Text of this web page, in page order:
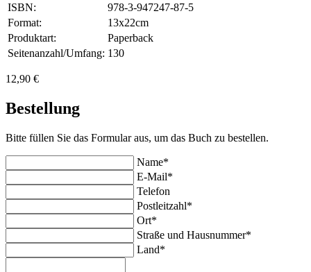
ISBN:
978-3-947247-87-5
Format:
13x22cm
Produktart:
Paperback
Seitenanzahl/Umfang: 130
12,90 €
Bestellung
Bitte füllen Sie das Formular aus, um das Buch zu bestellen.
Name*
E-Mail*
Telefon
Postleitzahl*
Ort*
Straße und Hausnummer*
Land*